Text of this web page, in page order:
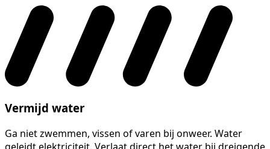
Vermijd water
Ga niet zwemmen, vissen of varen bij onweer. Water